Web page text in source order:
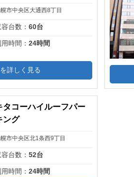
市中央区大通西8丁目
容台数：60台
用時間：24時間
詳しく見る
タコーハイルーフパー
ング
市中央区北1条西9丁目
容台数：52台
用時間：24時間